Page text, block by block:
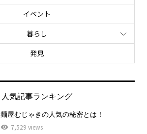
イベント
暮らし
発見
人気記事ランキング
麺屋むじゃきの人気の秘密とは！
7,529 views